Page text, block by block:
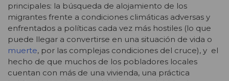
principales: la búsqueda de alojamiento de los
migrantes frente a condiciones climáticas adversas y
enfrentados a políticas cada vez más hostiles (lo que
puede llegar a convertirse en una situación de vida o
muerte, por las complejas condiciones del cruce), y el
hecho de que muchos de los pobladores locales
cuentan con más de una vivienda, una práctica